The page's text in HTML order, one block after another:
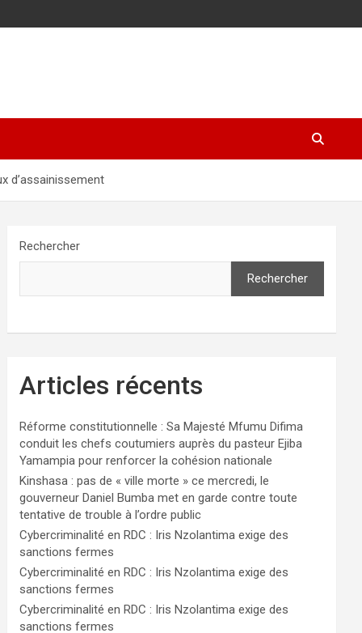
d’assainissement
Rechercher
Rechercher
Articles récents
Réforme constitutionnelle : Sa Majesté Mfumu Difima
conduit les chefs coutumiers auprès du pasteur Ejiba
Yamampia pour renforcer la cohésion nationale
Kinshasa : pas de « ville morte » ce mercredi, le
gouverneur Daniel Bumba met en garde contre toute
tentative de trouble à l’ordre public
Cybercriminalité en RDC : Iris Nzolantima exige des
sanctions fermes
Cybercriminalité en RDC : Iris Nzolantima exige des
sanctions fermes
Cybercriminalité en RDC : Iris Nzolantima exige des
sanctions fermes